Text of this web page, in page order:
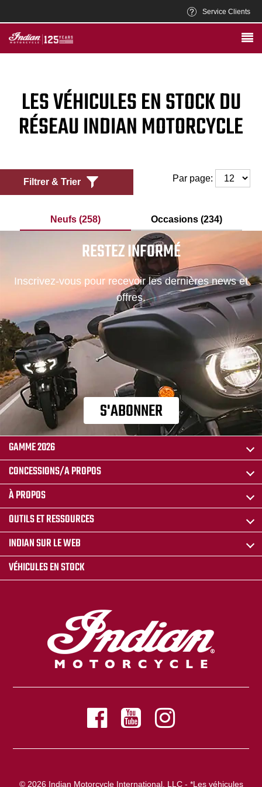
Service Clients
LES VÉHICULES EN STOCK DU
RÉSEAU INDIAN MOTORCYCLE
Filtrer & Trier Par page:
Neufs (258) Occasions (234)
RESTEZ INFORMÉ
Inscrivez-vous pour recevoir les dernières news et
offres.
S'ABONNER
GAMME 2026
CONCESSIONS/A PROPOS
À PROPOS
OUTILS ET RESSOURCES
INDIAN SUR LE WEB
VÉHICULES EN STOCK
© 2026 Indian Motorcycle International, LLC - *Les véhicules